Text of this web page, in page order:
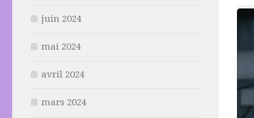
juin 2024
mai 2024
avril 2024
mars 2024